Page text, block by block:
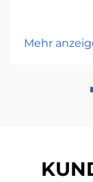
Mehr